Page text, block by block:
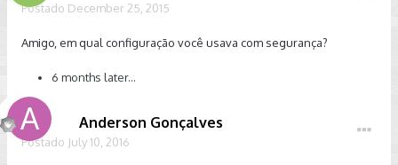
Postado December 25, 2015
Amigo, em qual configuração você usava com segurança?
6 months later...
Anderson Gonçalves
Postado July 10, 2016